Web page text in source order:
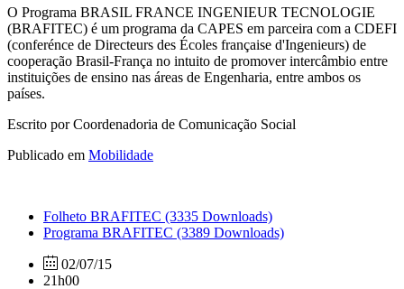
O Programa BRASIL FRANCE INGENIEUR TECNOLOGIE
(BRAFITEC) é um programa da CAPES em parceira com a CDEFI
(conferénce de Directeurs des Écoles française d'Ingenieurs) de
cooperação Brasil-França no intuito de promover intercâmbio entre
instituições de ensino nas áreas de Engenharia, entre ambos os
países.
Escrito por Coordenadoria de Comunicação Social
Publicado em Mobilidade
Folheto BRAFITEC (3335 Downloads)
Programa BRAFITEC (3389 Downloads)
02/07/15
21h00